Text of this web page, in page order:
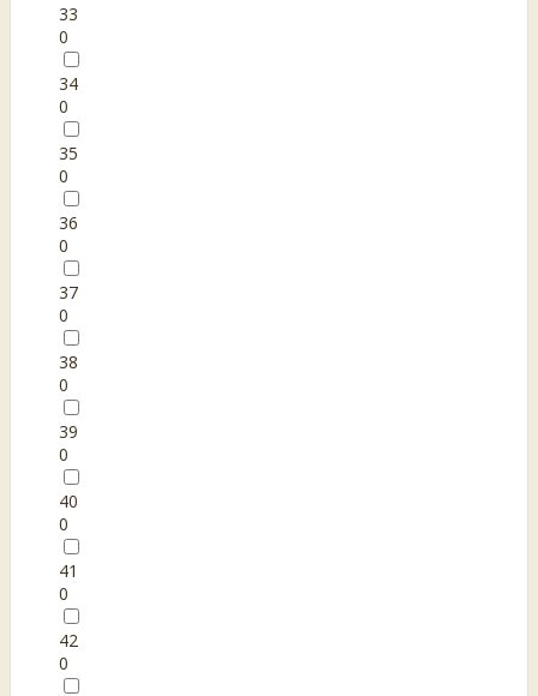
33
0
34
0
35
0
36
0
37
0
38
0
39
0
40
0
41
0
42
0